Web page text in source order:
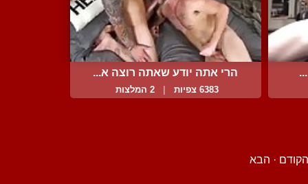
הרי אתה יודע שאתה רוצה א...
6383 צפיות | 2 המלצות
הקודם · הבא